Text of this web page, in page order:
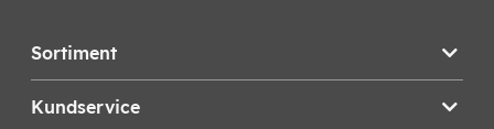
Sortiment
Kundservice